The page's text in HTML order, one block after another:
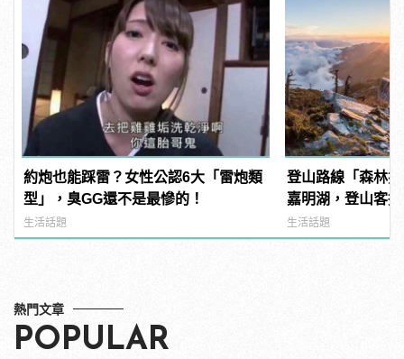
約炮也能踩雷？女性公認6大「雷炮類
型」，臭GG還不是最慘的！
生活話題
登山路線「森林
嘉明湖，登山客
線」也正夯！
生活話題
熱門文章
POPULAR